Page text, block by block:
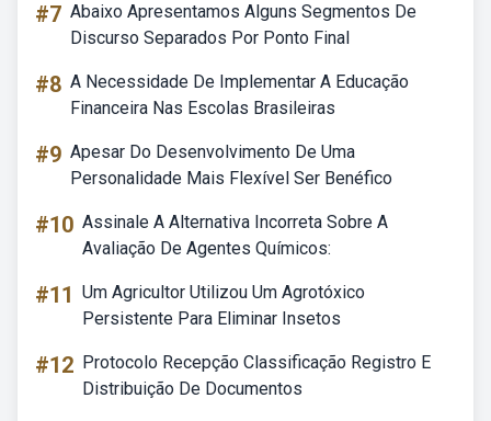
#7 Abaixo Apresentamos Alguns Segmentos De
Discurso Separados Por Ponto Final
#8 A Necessidade De Implementar A Educação
Financeira Nas Escolas Brasileiras
#9 Apesar Do Desenvolvimento De Uma
Personalidade Mais Flexível Ser Benéfico
#10 Assinale A Alternativa Incorreta Sobre A
Avaliação De Agentes Químicos:
#11 Um Agricultor Utilizou Um Agrotóxico
Persistente Para Eliminar Insetos
#12 Protocolo Recepção Classificação Registro E
Distribuição De Documentos